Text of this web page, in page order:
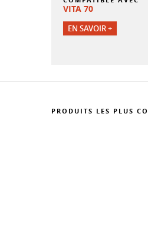
VITA 70
EN SAVOIR +
PRODUITS LES PLUS